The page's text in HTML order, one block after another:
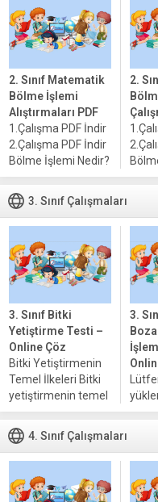
sınıf öğrencilerinin
paraları tanıması,
matematiksel
kavramların
gelişiminde kritik
bir...
Geri...
2. Sınıf Matematik
Bölme İşlemi
Alıştırmaları PDF
1.Çalışma PDF İndir
2.Çalışma PDF İndir
Bölme İşlemi Nedir?
Bölme işlemi,
matematiğin temel
iki işlemi olan
toplama ve çıkarma
ile ilişkili olan bir
hesaplama
yöntemidir....
2.
kaç
3. Sınıf Çalışmaları
3. Sınıf Bitki
Yetiştirme Testi –
Online Çöz
Bitki Yetiştirmenin
Temel İlkeleri Bitki
yetiştirmenin temel
ilkeleri, bitkilerin
sağlıklı bir şekilde
büyümesi ve
gelişmesi için
gereken unsurları
içerir. Bu unsurlar
3.
4. Sınıf Çalışmaları